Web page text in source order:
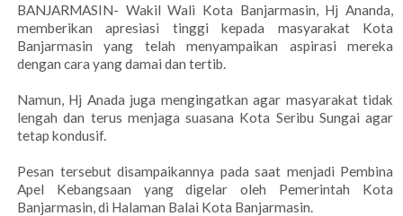
BANJARMASIN- Wakil Wali Kota Banjarmasin, Hj Ananda,
memberikan apresiasi tinggi kepada masyarakat Kota
Banjarmasin yang telah menyampaikan aspirasi mereka
dengan cara yang damai dan tertib.
Namun, Hj Anada juga mengingatkan agar masyarakat tidak
lengah dan terus menjaga suasana Kota Seribu Sungai agar
tetap kondusif.
Pesan tersebut disampaikannya pada saat menjadi Pembina
Apel Kebangsaan yang digelar oleh Pemerintah Kota
Banjarmasin, di Halaman Balai Kota Banjarmasin.